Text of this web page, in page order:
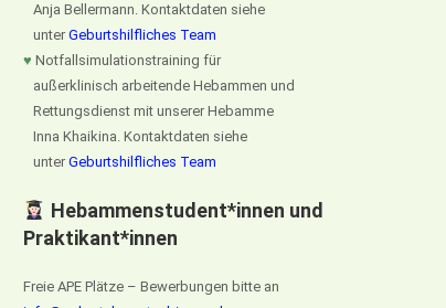
Anja Bellermann. Kontaktdaten siehe
unter Geburtshilfliches Team
♥ Notfallsimulationstraining für
außerklinisch arbeitende Hebammen und
Rettungsdienst mit unserer Hebamme
Inna Khaikina. Kontaktdaten siehe
unter Geburtshilfliches Team
Hebammenstudent*innen und
Praktikant*innen
Freie APE Plätze – Bewerbungen bitte an